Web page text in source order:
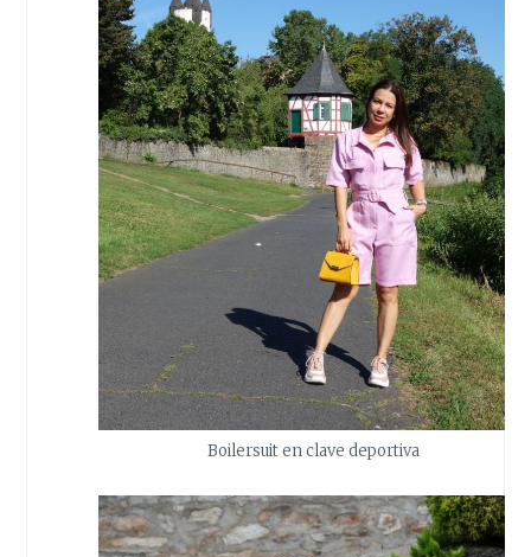
Boilersuit en clave deportiva